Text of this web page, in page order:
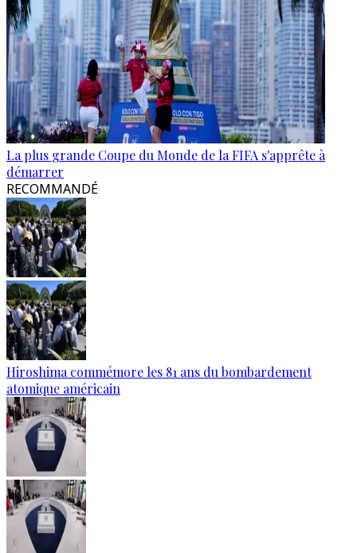
La plus grande Coupe du Monde de la FIFA s'apprête à
démarrer
RECOMMANDÉ
Hiroshima commémore les 81 ans du bombardement
atomique américain